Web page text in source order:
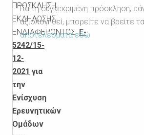
ΠΡΟΣΚΛΗΣΗ
ΕΚΔΗΛΩΣΗΣ
ΕΝΔΙΑΦΕΡΟΝΤΟΣΓ-
5242/15-
12-
2021 για
την
Ενίσχυση
Ερευνητικών
Ομάδων
Για τη συγκεκριμένη πρόσκληση,
αξιολογηθεί, μπορείτε να βρείτε τα
αποτελέσματα εδώ